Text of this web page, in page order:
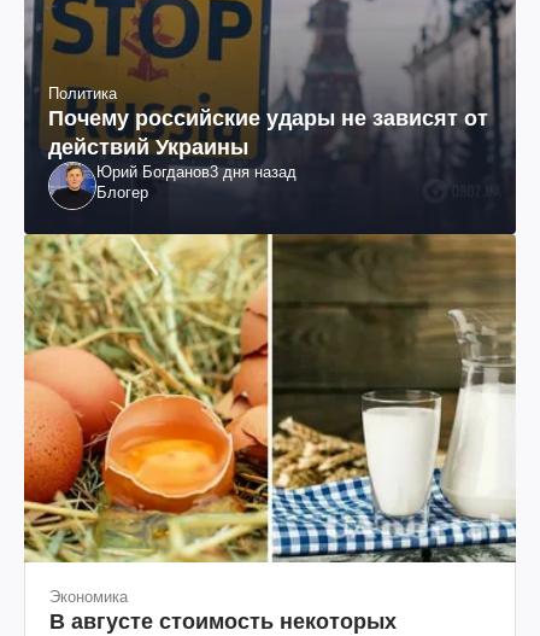
Политика
Почему российские удары не зависят от
действий Украины
Юрий Богданов3 дня назад
Блогер
Экономика
В августе стоимость некоторых